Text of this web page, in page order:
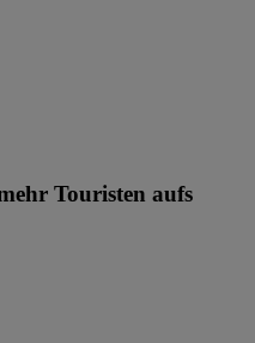
Touristen aufs